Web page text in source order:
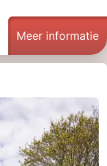
Meer informatie